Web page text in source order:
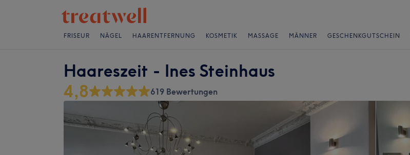
FRISEUR NÄGEL HAARENTFERNUNG KOSMETIK MASSAGE MÄNNER GESCHENKGUTSCHEIN
Haareszeit - Ines Steinhaus
4,8 619 Bewertungen